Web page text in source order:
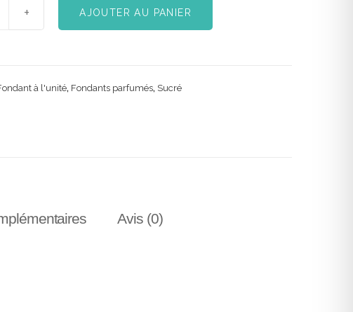
+ AJOUTER AU PANIER
à l'unité, Fondants parfumés, Sucré
Avis (0)